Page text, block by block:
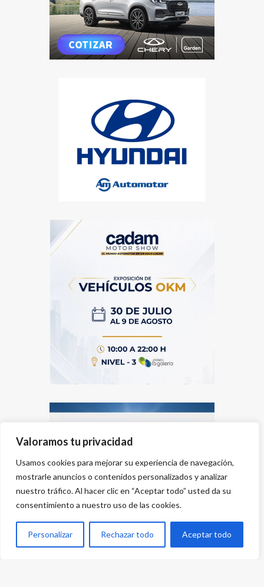
Valoramos tu privacidad
Usamos cookies para mejorar su experiencia de navegación,
mostrarle anuncios o contenidos personalizados y analizar
nuestro tráfico. Al hacer clic en “Aceptar todo” usted da su
consentimiento a nuestro uso de las cookies.
Personalizar Rechazar todo Aceptar todo